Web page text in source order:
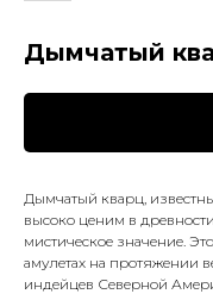
Дымчатый
Дымчатый кварц,
высоко ценим в
мистическое значение.
амулетах на протяжении
индейцев Северной